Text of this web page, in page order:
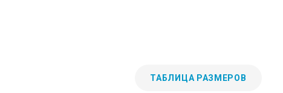
ТАБЛИЦА РАЗМЕРОВ